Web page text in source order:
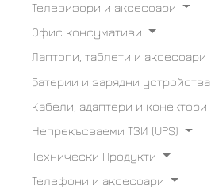
Телевизори и аксесоари
Офис консумативи
Лаптопи, таблети и аксесоари
Батерии и зарядни устройства
Кабели, адаптери и конектори
Непрекъсваеми ТЗИ (UPS)
Технически Продукти
Телефони и аксесоари